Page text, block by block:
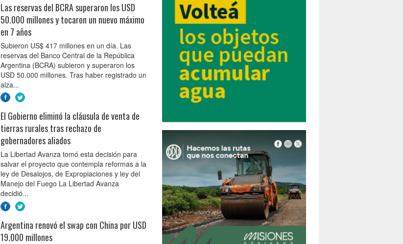
Las reservas del BCRA superaron los USD
50.000 millones y tocaron un nuevo máximo
en 7 años
Subieron US$ 417 millones en un día. Las
reservas del Banco Central de la República
Argentina (BCRA) subieron y superaron los
USD 50.000 millones. Tras haber registrado un
alza...
El Gobierno eliminó la cláusula de venta de
tierras rurales tras rechazo de
gobernadores aliados
La Libertad Avanza tomó esta decisión para
salvar el proyecto que contempla reformas a la
ley de Desalojos, de Expropiaciones y ley del
Manejo del Fuego La Libertad Avanza
decidió...
Argentina renovó el swap con China por USD
19.000 millones